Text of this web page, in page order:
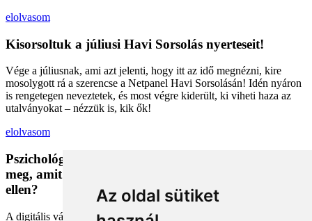
Az oldal sütiket
elolvasom
Kisorsoltuk a júliusi Havi Sorsolás nyerteseit!
Vége a júliusnak, ami azt jelenti, hogy itt az idő megnézni, kire
mosolygott rá a szerencse a Netpanel Havi Sorsolásán! Idén nyáron
is rengetegen neveztetek, és most végre kiderült, ki viheti haza az
utalványokat – nézzük is, kik ők!
elolvasom
Pszichológiai trükkök a kosárban: Miért vesszük
meg, amit megveszünk, és mit tehetünk a bűntudat
ellen?
A digitális vásárlás kényelmes, de tele van pszichológiai csapdákkal